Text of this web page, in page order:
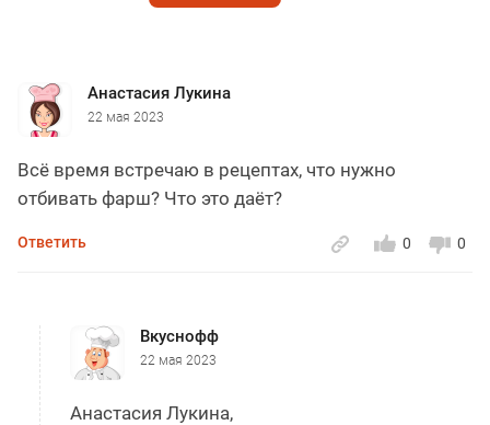
Анастасия Лукина
22 мая 2023
Всё время встречаю в рецептах, что нужно
отбивать фарш? Что это даёт?
0
0
Ответить
Вкуснофф
22 мая 2023
Анастасия Лукина,